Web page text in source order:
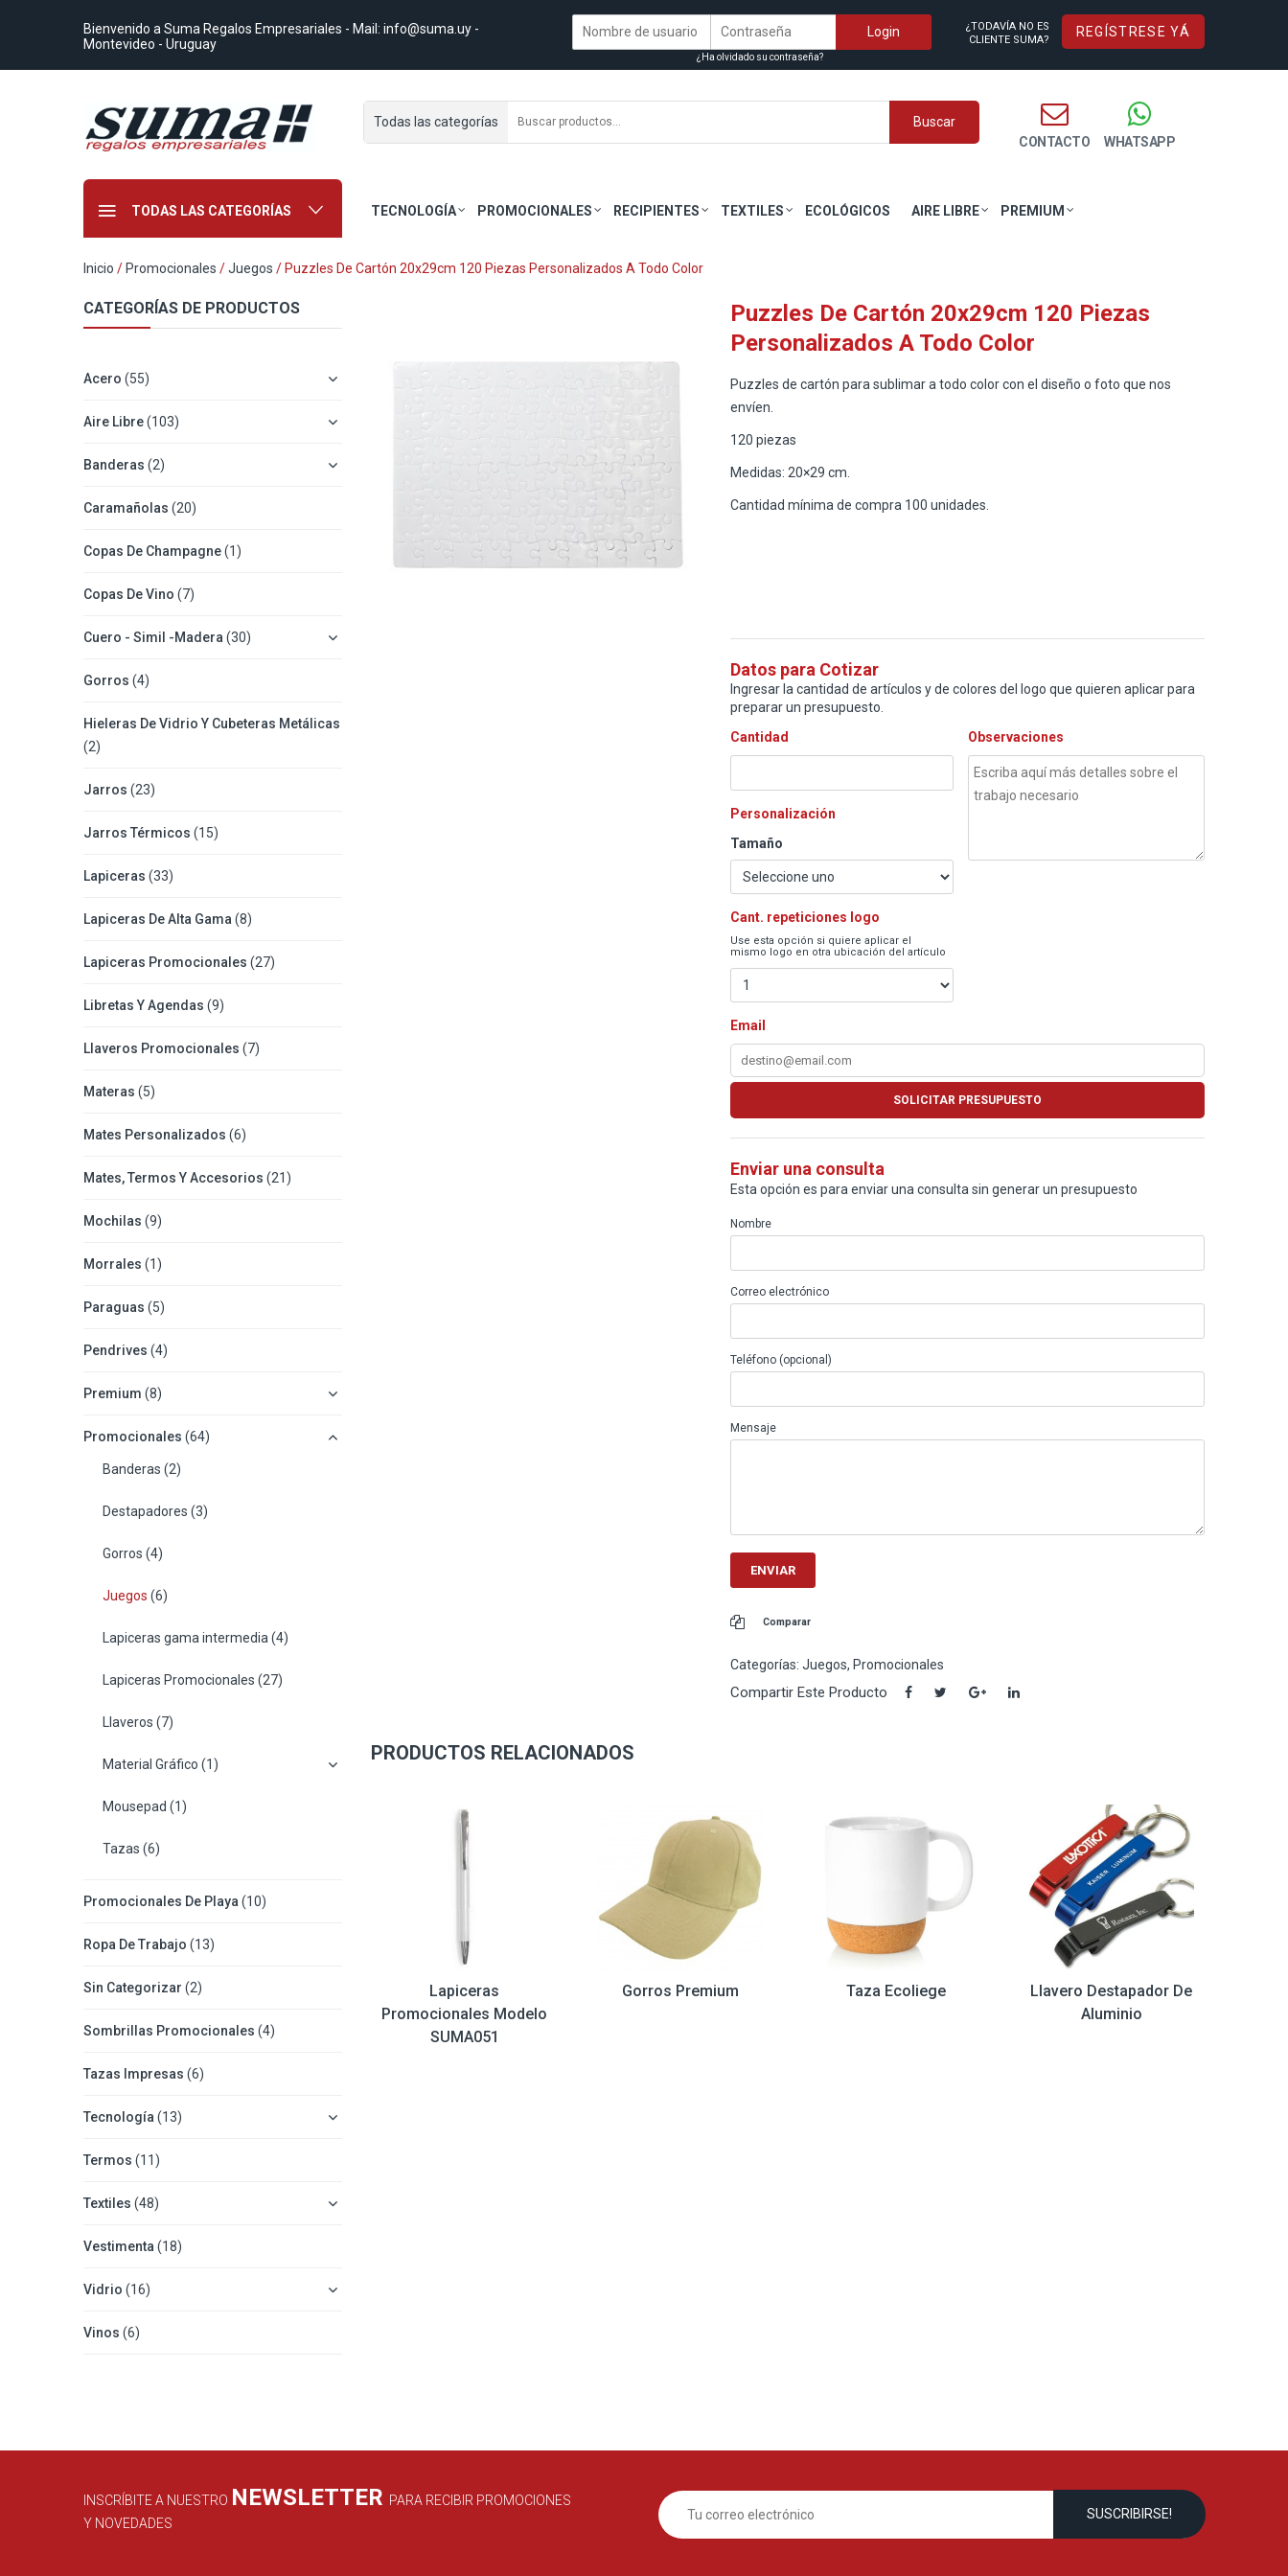
Bienvenido a Suma Regalos Empresariales - Mail: info@suma.uy -
Montevideo - Uruguay
¿Ha olvidado su contraseña?
¿TODAVÍA NO ES
CLIENTE SUMA?
REGÍSTRESE YÁ
WHATSAPP
CONTACTO
Todas las categorías Buscar
TODAS LAS CATEGORÍAS TECNOLOGÍA PROMOCIONALES RECIPIENTES TEXTILES ECOLÓGICOS AIRE LIBRE PREMIUM
Inicio /Promocionales /Juegos / Puzzles De Cartón 20x29cm 120 Piezas Personalizados A Todo Color
CATEGORÍAS DE PRODUCTOS
Acero (55)
Aire Libre(103)
Banderas (2)
Caramañolas (20)
Copas De Champagne(1)
Copas De Vino (7)
Cuero - Simil -Madera (30)
Gorros (4)
Hieleras De Vidrio Y Cubeteras Metálicas
(2)
Jarros (23)
Jarros Térmicos (15)
Lapiceras (33)
Lapiceras De Alta Gama (8)
Lapiceras Promocionales (27)
Libretas Y Agendas (9)
Llaveros Promocionales (7)
Materas (5)
Mates Personalizados (6)
Mates, Termos Y Accesorios (21)
Mochilas (9)
Morrales (1)
Paraguas (5)
Pendrives (4)
Premium (8)
Promocionales (64)
Banderas (2)
Destapadores (3)
Gorros (4)
Juegos (6)
Lapiceras gama intermedia (4)
Lapiceras Promocionales (27)
Llaveros (7)
Material Gráfico (1)
Mousepad (1)
Tazas (6)
Promocionales De Playa (10)
Ropa De Trabajo (13)
Sin Categorizar (2)
Sombrillas Promocionales (4)
Tazas Impresas (6)
Tecnología (13)
Termos (11)
Textiles (48)
Vestimenta (18)
Vidrio (16)
Vinos (6)
Puzzles De Cartón 20x29cm 120 Piezas
Personalizados A Todo Color
Puzzles de cartón para sublimar a todo color con el diseño o foto que nos
envíen.
120 piezas
Medidas: 20×29 cm.
Cantidad mínima de compra 100 unidades.
Datos para Cotizar
Ingresar la cantidad de artículos y de colores del logo que quieren aplicar para
preparar un presupuesto.
Cantidad
Personalización
Tamaño
Cant. repeticiones logo
Use esta opción si quiere aplicar el
mismo logo en otra ubicación del artículo
Observaciones
Email
Enviar una consulta
Esta opción es para enviar una consulta sin generar un presupuesto
Nombre
Correo electrónico
Teléfono (opcional)
Mensaje
Comparar
Categorías: Juegos, Promocionales
Compartir Este Producto
PRODUCTOS RELACIONADOS
Lapiceras
Promocionales Modelo
SUMA051
Gorros Premium Taza Ecoliege
Llavero Destapador De
Aluminio
INSCRÍBITE A NUESTRO NEWSLETTER PARA RECIBIR PROMOCIONES
Y NOVEDADES